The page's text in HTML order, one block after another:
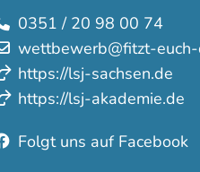
0351 / 20 98 00 74
wettbewerb@fitzt-euch-
https://lsj-sachsen.de
https://lsj-akademie.de
Folgt uns auf Facebook